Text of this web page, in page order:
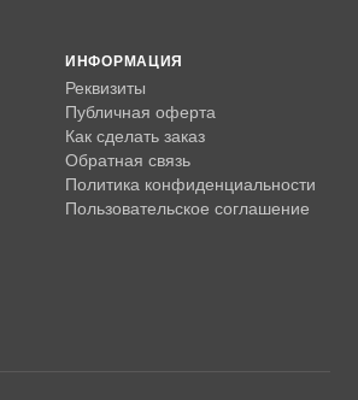
ИНФОРМАЦИЯ
Реквизиты
Публичная оферта
Как сделать заказ
Обратная связь
Политика конфиденциальности
Пользовательское соглашение